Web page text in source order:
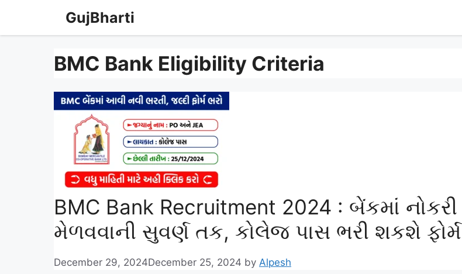
content
GujBharti
BMC Bank Eligibility Criteria
BMC Bank Recruitment 2024 : બેંકમાં નોકરી
મેળવવાની સુવર્ણ તક, કોલેજ પાસ ભરી શકશે ફોર્મ
December 29, 2024December 25, 2024 by Alpesh